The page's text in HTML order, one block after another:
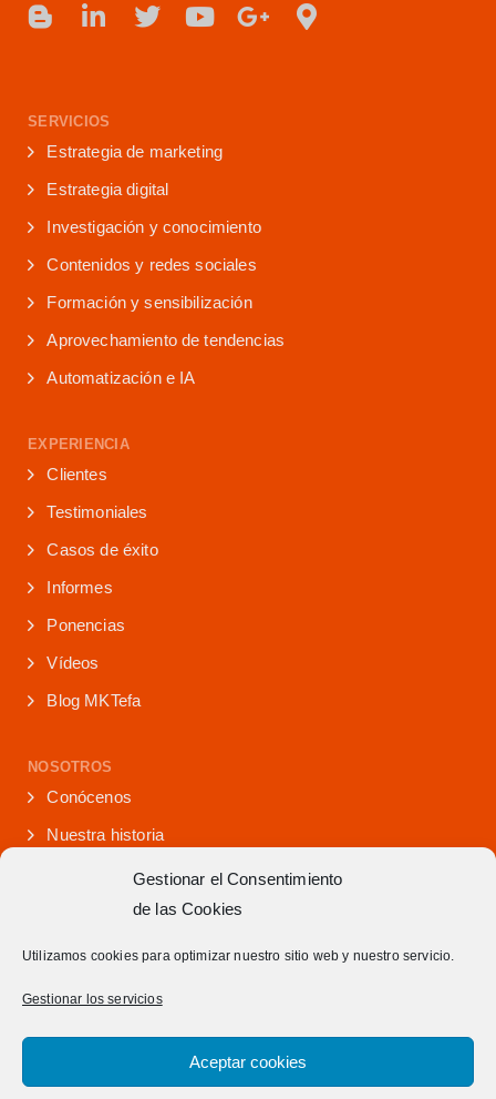
Gestionar el Consentimiento
de las Cookies
Utilizamos cookies para optimizar nuestro sitio web y nuestro servicio.
Gestionar los servicios
Aceptar cookies
SERVICIOS
Estrategia de marketing
Estrategia digital
Investigación y conocimiento
Contenidos y redes sociales
Formación y sensibilización
Aprovechamiento de tendencias
Automatización e IA
EXPERIENCIA
Clientes
Testimoniales
Casos de éxito
Informes
Ponencias
Vídeos
Blog MKTefa
NOSOTROS
Conócenos
Nuestra historia
Iniciativas que lideramos
Noticias y eventos
Presencia en medios